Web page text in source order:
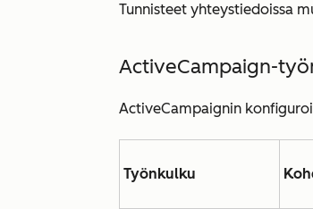
Tunnisteet yhteystiedoissa
ActiveCampaign-
ActiveCampaignin
Työnkulku